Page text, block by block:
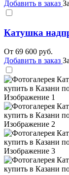
Добавить в заказ
Катушка
От 69 600 руб.
Добавить в заказ